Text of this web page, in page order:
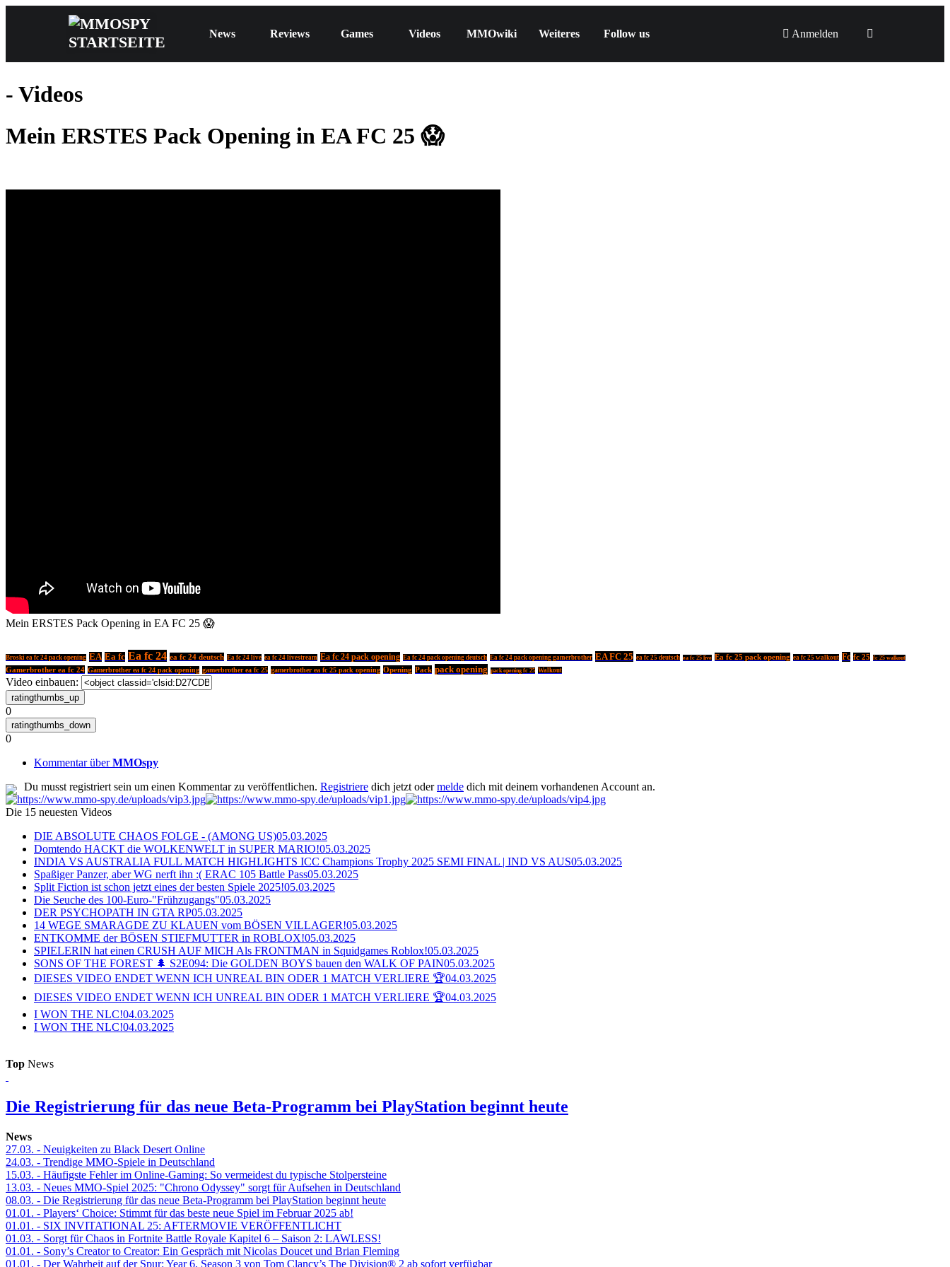
News Reviews Games Videos MMOwiki Weiteres Follow us Anmelden
- Videos
Mein ERSTES Pack Opening in EA FC 25 😱
Mein ERSTES Pack Opening in EA FC 25 😱
Broski ea fc 24 pack opening EA Ea fc Ea fc 24 ea fc 24 deutsch Ea fc 24 live ea fc 24 livestream Ea fc 24 pack opening Ea fc 24 pack opening deutsch Ea fc 24 pack opening gamerbrother EA FC 25 ea fc 25 deutsch ea fc 25 live Ea fc 25 pack opening ea fc 25 walkout Fc fc 25 fc 25 walkout
Gamerbrother ea fc 24 Gamerbrother ea fc 24 pack opening gamerbrother ea fc 25 gamerbrother ea fc 25 pack opening Opening Pack pack opening pack opening fc 25 Walkout
Video einbauen:
0
0
Kommentar überMMOspy
Du musst registriert sein um einen Kommentar zu veröffentlichen. Registriere dich jetzt odermelde dich mit deinem vorhandenen Account an.
Die 15 neuesten Videos
DIE ABSOLUTE CHAOS FOLGE - (AMONG US)05.03.2025
Domtendo HACKT die WOLKENWELT in SUPER MARIO!05.03.2025
INDIA VS AUSTRALIA FULL MATCH HIGHLIGHTS ICC Champions Trophy 2025 SEMI FINAL | IND VS AUS05.03.2025
Spaßiger Panzer, aber WG nerft ihn :( ERAC 105 Battle Pass05.03.2025
Split Fiction ist schon jetzt eines der besten Spiele 2025!05.03.2025
Die Seuche des 100-Euro-"Frühzugangs"05.03.2025
DER PSYCHOPATH IN GTA RP05.03.2025
14 WEGE SMARAGDE ZU KLAUEN vom BÖSEN VILLAGER!05.03.2025
ENTKOMME der BÖSEN STIEFMUTTER in ROBLOX!05.03.2025
SPIELERIN hat einen CRUSH AUF MICH Als FRONTMAN in Squidgames Roblox!05.03.2025
SONS OF THE FOREST 🌲 S2E094: Die GOLDEN BOYS bauen den WALK OF PAIN05.03.2025
DIESES VIDEO ENDET WENN ICH UNREAL BIN ODER 1 MATCH VERLIERE 🏆04.03.2025
DIESES VIDEO ENDET WENN ICH UNREAL BIN ODER 1 MATCH VERLIERE 🏆04.03.2025
I WON THE NLC!04.03.2025
I WON THE NLC!04.03.2025
Top News
Die Registrierung für das neue Beta-Programm bei PlayStation beginnt heute
News
27.03. - Neuigkeiten zu Black Desert Online
24.03. - Trendige MMO-Spiele in Deutschland
15.03. - Häufigste Fehler im Online-Gaming: So vermeidest du typische Stolpersteine
13.03. - Neues MMO-Spiel 2025: "Chrono Odyssey" sorgt für Aufsehen in Deutschland
08.03. - Die Registrierung für das neue Beta-Programm bei PlayStation beginnt heute
01.01. - Players‘ Choice: Stimmt für das beste neue Spiel im Februar 2025 ab!
01.01. - SIX INVITATIONAL 25: AFTERMOVIE VERÖFFENTLICHT
01.03. - Sorgt für Chaos in Fortnite Battle Royale Kapitel 6 – Saison 2: LAWLESS!
01.01. - Sony’s Creator to Creator: Ein Gespräch mit Nicolas Doucet und Brian Fleming
01.01. - Der Wahrheit auf der Spur: Year 6, Season 3 von Tom Clancy’s The Division® 2 ab sofort verfügbar